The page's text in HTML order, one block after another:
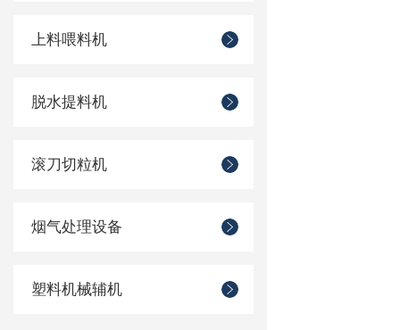
上料喂料机
脱水提料机
滚刀切粒机
烟气处理设备
塑料机械辅机